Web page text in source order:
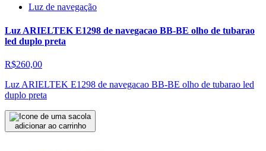
Luz de navegação
Luz ARIELTEK E1298 de navegacao BB-BE olho de tubarao
led duplo preta
R$260,00
Luz ARIELTEK E1298 de navegacao BB-BE olho de tubarao led
duplo preta
adicionar ao carrinho